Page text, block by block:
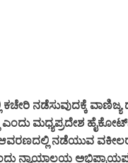
ನಡೆಸುವುದಕ್ಕೆ ವಾಣಿಜ್ಯ
ಮಧ್ಯಪ್ರದೇಶ
ನಡೆಯುವ ವಕೀಲರ
ನ್ಯಾಯಾಲಯ